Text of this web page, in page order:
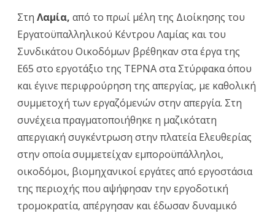
Στη Λαμία, από το πρωί μέλη της Διοίκησης του
Εργατοϋπαλληλικού Κέντρου Λαμίας και του
Συνδικάτου Οικοδόμων βρέθηκαν στα έργα της
Ε65 στο εργοτάξιο της ΤΕΡΝΑ στα Στύρφακα όπου
και έγινε περιφρούρηση της απεργίας, με καθολική
συμμετοχή των εργαζόμενών στην απεργία. Στη
συνέχεια πραγματοποιήθηκε η μαζικότατη
απεργιακή συγκέντρωση στην πλατεία Ελευθερίας
στην οποία συμμετείχαν εμποροϋπάλληλοι,
οικοδόμοι, βιομηχανικοί εργάτες από εργοστάσια
της περιοχής που αψήφησαν την εργοδοτική
τρομοκρατία, απέργησαν και έδωσαν δυναμικό